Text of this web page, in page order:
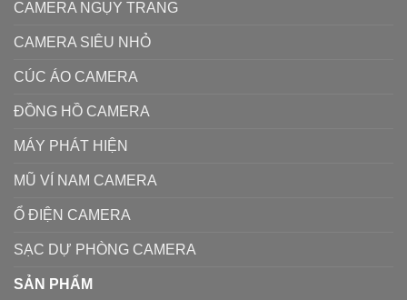
CAMERA NGỤY TRANG
CAMERA SIÊU NHỎ
CÚC ÁO CAMERA
ĐỒNG HỒ CAMERA
MÁY PHÁT HIỆN
MŨ VÍ NAM CAMERA
Ổ ĐIỆN CAMERA
SẠC DỰ PHÒNG CAMERA
SẢN PHẨM